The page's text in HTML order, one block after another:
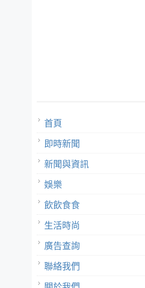
首頁
即時新聞
新聞與資訊
娛樂
飲飲食食
生活時尚
廣告查詢
聯絡我們